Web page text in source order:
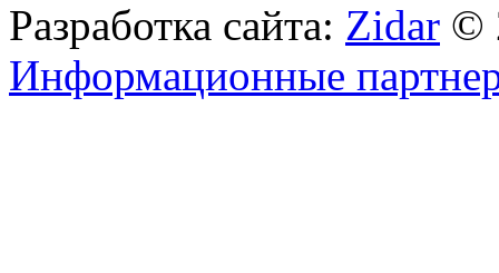
Разработка сайта: Zidar ©
Информационные